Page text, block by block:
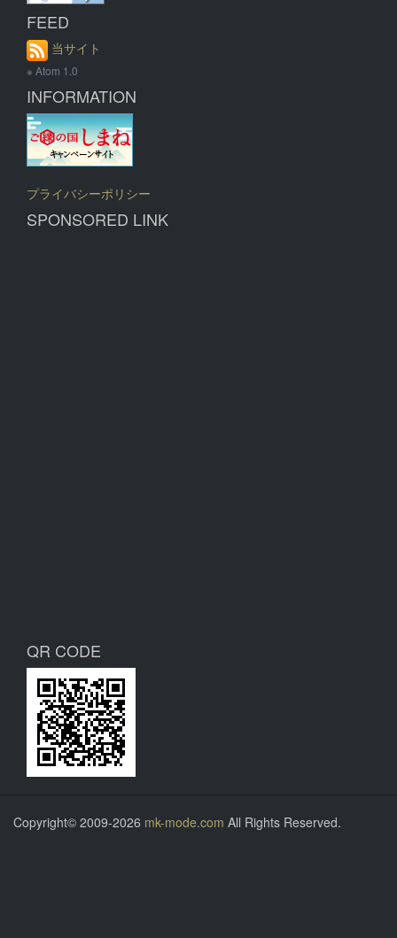
FEED
当サイト
※ Atom 1.0
INFORMATION
プライバシーポリシー
SPONSORED LINK
QR CODE
Copyright© 2009-2026 mk-mode.com All Rights Reserved.